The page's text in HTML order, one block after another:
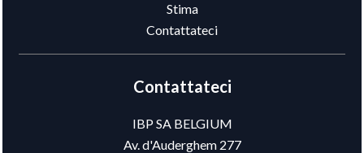
Stima
Contattateci
Contattateci
IBP SA BELGIUM
Av. d'Auderghem 277